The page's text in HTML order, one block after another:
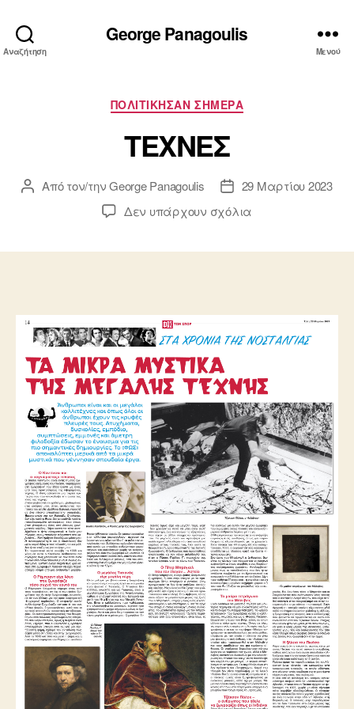
Αναζήτηση
George Panagoulis
Μενού
Κατηγορίες
ΠΟΛΙΤΙΚΗΣΑΝ ΣΗΜΕΡΑ
ΤΕΧΝΕΣ
Συντάκτης
Από τον/τηνGeorge Panagoulis
Ημ.
δημοσίευσης
29 Μαρτίου 2023
Δεν υπάρχουν σχόλια